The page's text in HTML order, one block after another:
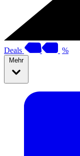
Deals %
Mehr